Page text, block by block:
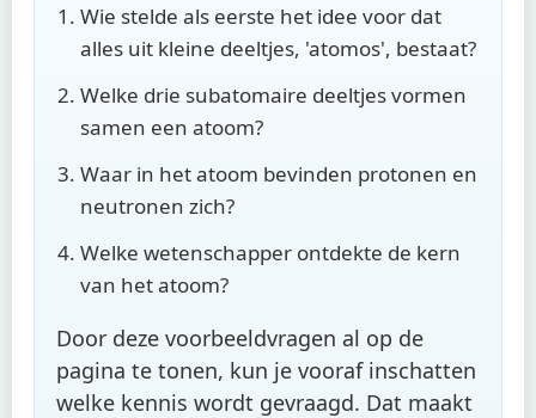
Wie stelde als eerste het idee voor dat
alles uit kleine deeltjes, 'atomos', bestaat?
Welke drie subatomaire deeltjes vormen
samen een atoom?
Waar in het atoom bevinden protonen en
neutronen zich?
Welke wetenschapper ontdekte de kern
van het atoom?
Door deze voorbeeldvragen al op de
pagina te tonen, kun je vooraf inschatten
welke kennis wordt gevraagd. Dat maakt